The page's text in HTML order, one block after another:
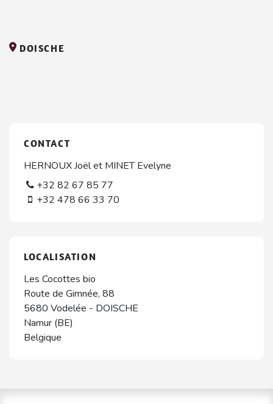
DOISCHE
CONTACT
HERNOUX Joël et MINET Evelyne
+32 82 67 85 77
+32 478 66 33 70
LOCALISATION
Les Cocottes bio
Route de Gimnée, 88
5680 Vodelée - DOISCHE
Namur (BE)
Belgique